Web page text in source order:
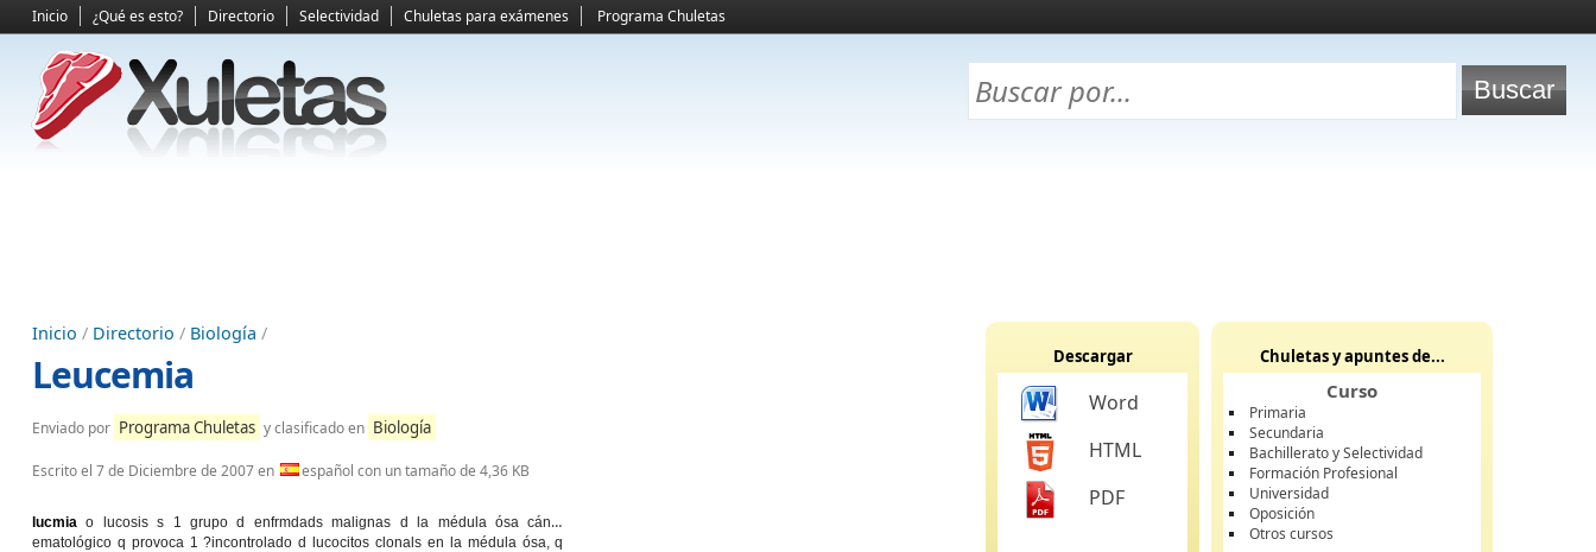
Inicio ¿Qué es esto? Directorio Selectividad Chuletas para exámenes Programa Chuletas
Inicio / Directorio / Biología /
Leucemia
Enviado por Programa Chuletas y clasificado en Biología
Escrito el 7 de Diciembre de 2007en español con un tamaño de 4,36 KB
lucmiao lucosis s 1 grupo d enfrmdads malignas d la médula ósa cáncr
ematológico q provoca 1 ?incontrolado d lucocitos clonals en la médula ósa, q
Descargar
Word
HTML
PDF
Chuletas y apuntes de...
Curso
Primaria
Secundaria
Bachillerato y Selectividad
Formación Profesional
Universidad
Oposición
Otros cursos